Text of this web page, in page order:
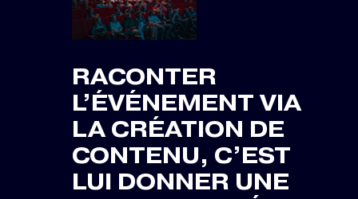
RACONTER
L’ÉVÉNEMENT VIA
LA CRÉATION DE
CONTENU, C’EST
LUI DONNER UNE